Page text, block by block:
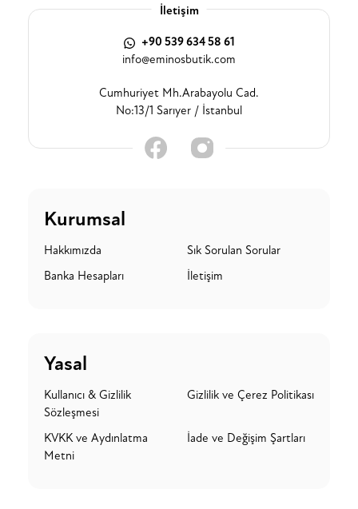
İletişim
+90 539 634 58 61
info@eminosbutik.com
Cumhuriyet Mh.Arabayolu Cad.
No:13/1 Sarıyer / İstanbul
Kurumsal
Hakkımızda
Sık Sorulan Sorular
Banka Hesapları
İletişim
Yasal
Kullanıcı & Gizlilik
Sözleşmesi
Gizlilik ve Çerez Politikası
KVKK ve Aydınlatma
Metni
İade ve Değişim Şartları